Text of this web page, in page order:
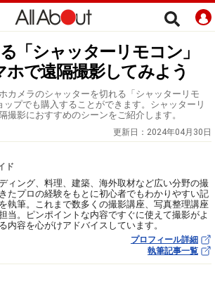
「シャッターリモコン」
ホで遠隔撮影してみよう
カメラのシャッターを切れる「シャッターリモ
ップでも購入することができます。シャッターリ
撮影におすすめのシーンをご紹介します。
更新日： 2024年04月30日
ド
ィング、料理、建築、海外取材など広い分野の撮
たプロの経験をもとに初心者でもわかりやすい記
執筆。これまで数多くの撮影講座、写真整理講座
当。ピンポイントな内容ですぐに使えて撮影がよ
内容を心がけアドバイスしています。
プロフィール詳細
執筆記事一覧